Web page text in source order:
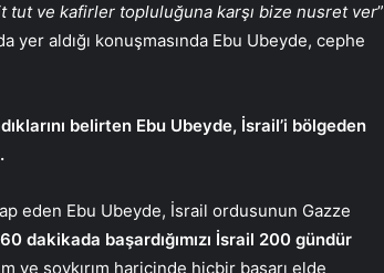
tut ve kafirler topluluğuna karşı bize nusret ver”
yer aldığı konuşmasında Ebu Ubeyde, cephe
belirten Ebu Ubeyde, İsrail’i bölgeden
eden Ebu Ubeyde, İsrail ordusunun Gazze
dakikada başardığımızı İsrail 200 gündür
ve soykırım haricinde hiçbir başarı elde